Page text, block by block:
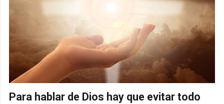
Para hablar de Dios hay que evitar todo